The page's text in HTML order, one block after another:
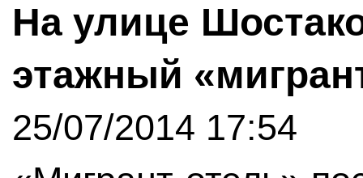
На улице
этажный
25/07/2014 17:54